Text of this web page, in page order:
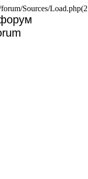
Sources/